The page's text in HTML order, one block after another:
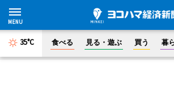
35°C 食べる 見る・遊ぶ 買う 暮